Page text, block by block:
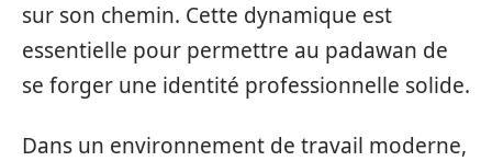
sur son chemin. Cette dynamique est
essentielle pour permettre au padawan de
se forger une identité professionnelle solide.
Dans un environnement de travail moderne,